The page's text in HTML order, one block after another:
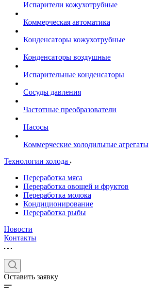
Испарители кожухотрубные
Коммерческая автоматика
Конденсаторы кожухотрубные
Конденсаторы воздушные
Испарительные конденсаторы
Сосуды давления
Частотные преобразователи
Насосы
Коммерческие холодильные агрегаты
Технологии холода
Переработка мяса
Переработка овощей и фруктов
Переработка молока
Кондиционирование
Переработка рыбы
Новости
Контакты
Оставить заявку